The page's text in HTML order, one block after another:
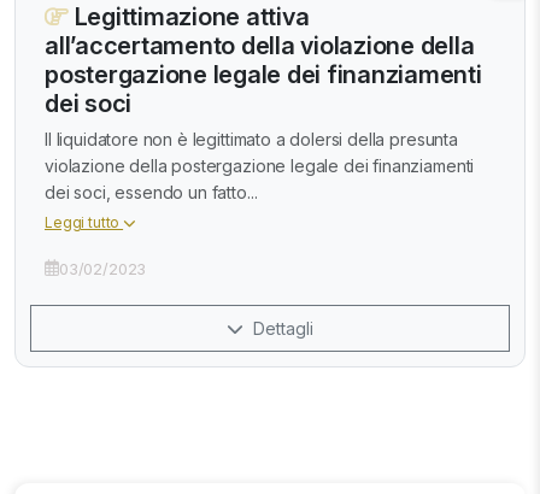
Legittimazione attiva
all’accertamento della violazione della
postergazione legale dei finanziamenti
dei soci
Il liquidatore non è legittimato a dolersi della presunta
violazione della postergazione legale dei finanziamenti
dei soci, essendo un fatto...
Leggi tutto
03/02/2023
Dettagli